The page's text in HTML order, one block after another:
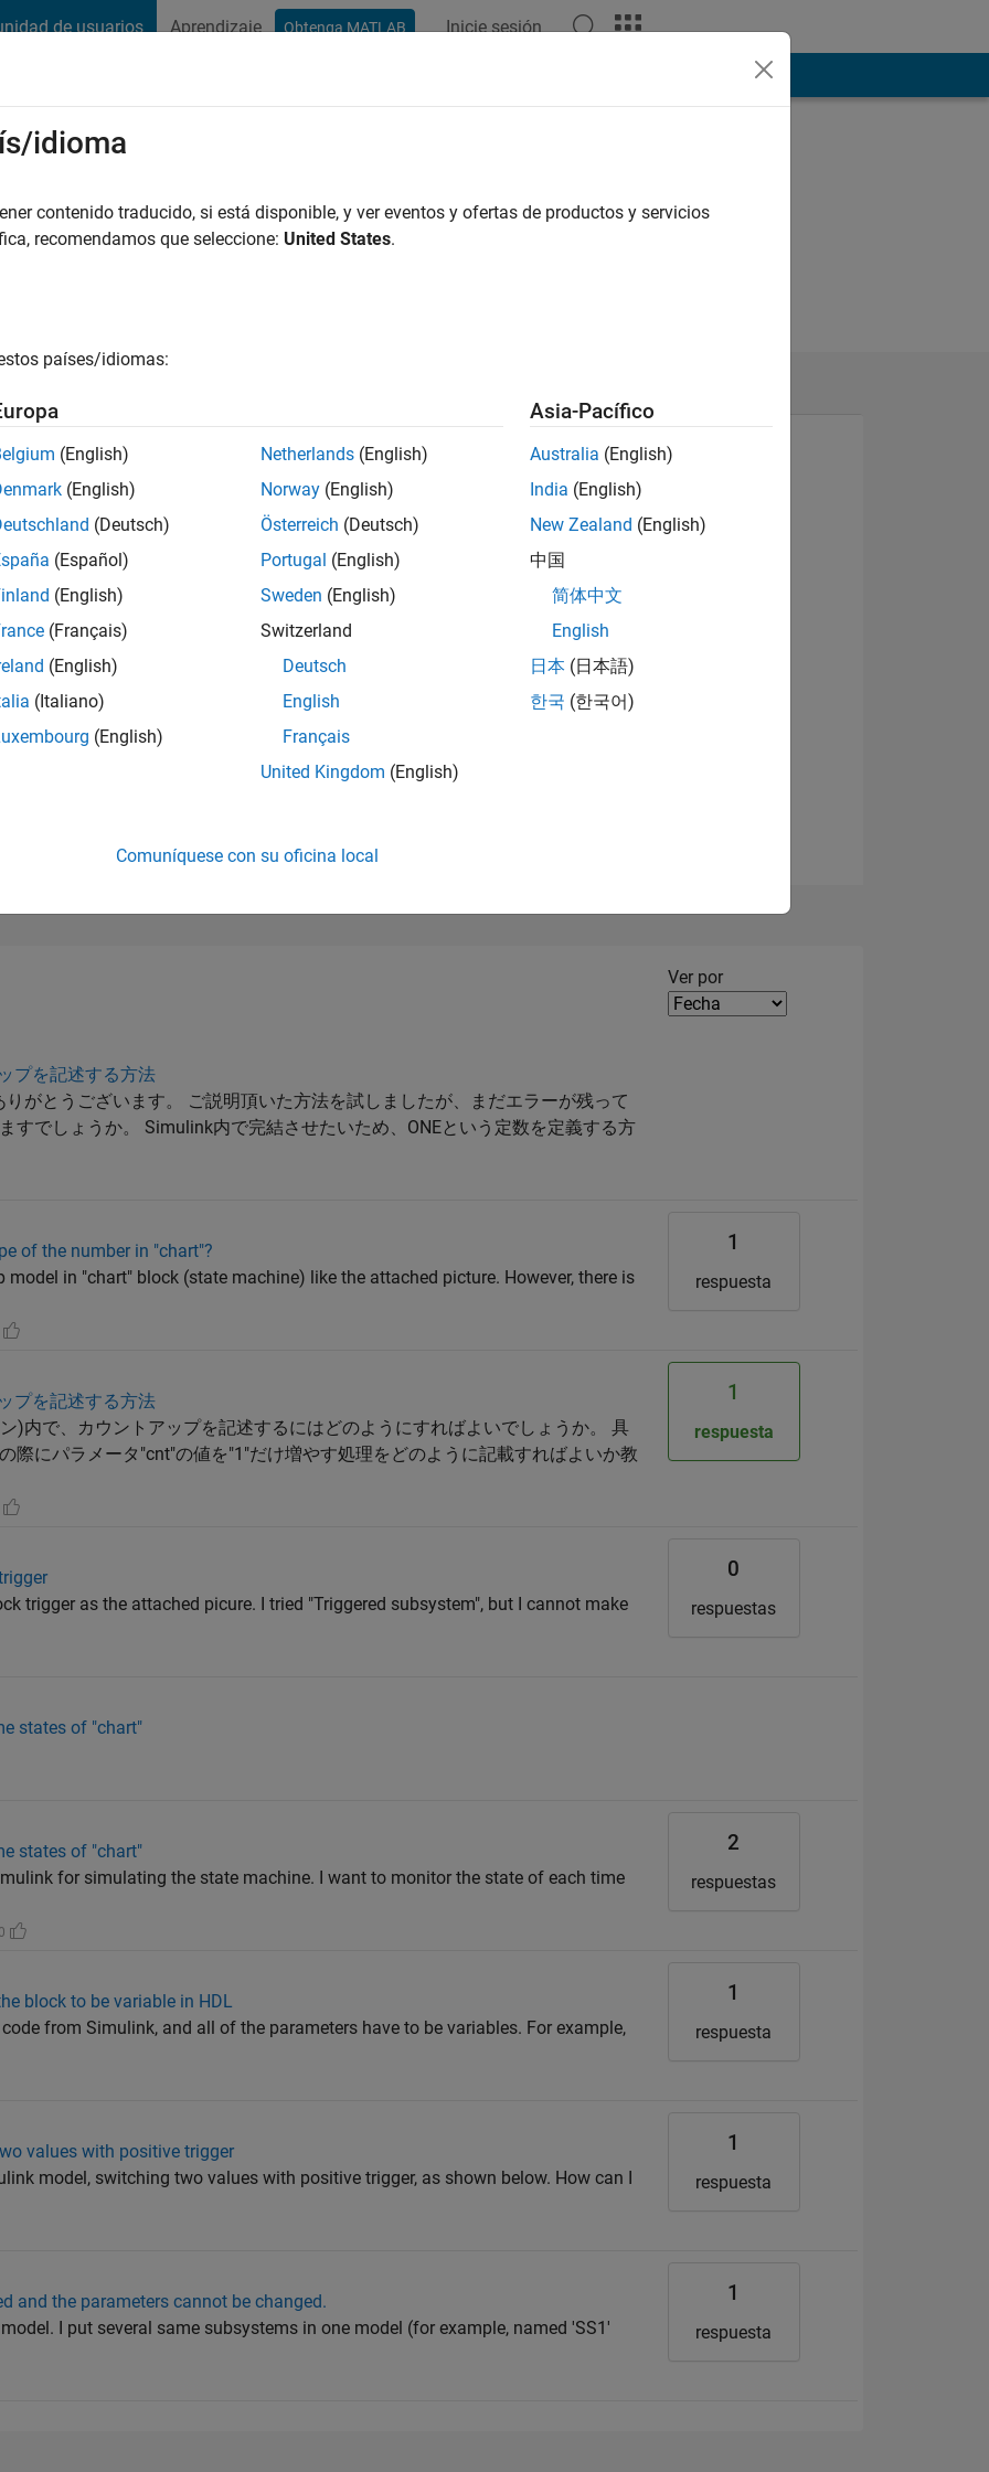
de usuarios Aprendizaje Obtenga MATLAB Inicie sesión
|Con actividad desde 2022
0
of 302.023
Ver insignias
Filter2
Ver por
プを記述する方法
がとうございます。 ご説明頂いた方法を試しましたが、まだエラーが残って
すでしょうか。 Simulink内で完結させたいため、ONEという定数を定義する方
of the number in "chart"?
model in "chart" block (state machine) like the attached picture. However, there is
1
respuesta
プを記述する方法
)内で、カウントアップを記述するにはどのようにすればよいでしょうか。 具
際にパラメータ"cnt"の値を"1"だけ増やす処理をどのように記載すればよいか教
1
respuesta
trigger as the attached picure. I tried "Triggered subsystem", but I cannot make
0
respuestas
states of "chart"
states of "chart"
for simulating the state machine. I want to monitor the state of each time
2
respuestas
block to be variable in HDL
from Simulink, and all of the parameters have to be variables. For example,
1
respuesta
values with positive trigger
model, switching two values with positive trigger, as shown below. How can I
1
respuesta
and the parameters cannot be changed.
I put several same subsystems in one model (for example, named 'SS1'
1
respuesta
idioma
contenido traducido, si está disponible, y ver eventos y ofertas de productos y servicios
recomendamos que seleccione: United States.
países/idiomas:
(English)
(English)
(Deutsch)
(Español)
(English)
(Français)
(English)
(Italiano)
(English)
Netherlands (English)
Norway (English)
Österreich (Deutsch)
Portugal (English)
Sweden (English)
Switzerland
Deutsch
English
Français
United Kingdom (English)
Asia-Pacífico
Australia (English)
India (English)
New Zealand (English)
中国
简体中文
English
日本 (日本語)
한국 (한국어)
Comuníquese con su oficina local